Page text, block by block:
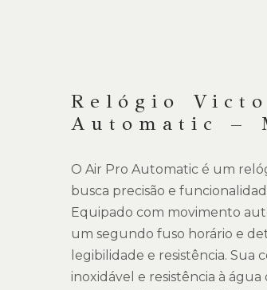
imagens
Relógio
Automatic –
O Air Pro Automatic é um
busca precisão e
Equipado com movimento
um segundo fuso horário e
legibilidade e resistência.
inoxidável e resistência à